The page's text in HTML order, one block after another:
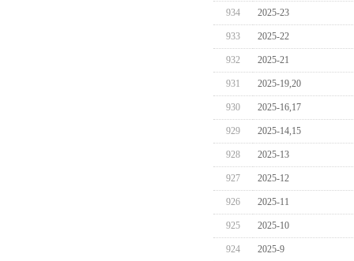
934 2025-23
933 2025-22
932 2025-21
931 2025-19,20
930 2025-16,17
929 2025-14,15
928 2025-13
927 2025-12
926 2025-11
925 2025-10
924 2025-9